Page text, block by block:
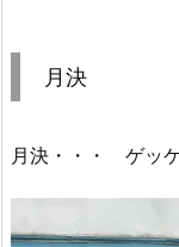
月決
月決・・・ ゲッ